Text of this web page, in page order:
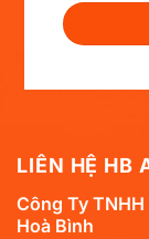
LIÊN HỆ HB
Công Ty
Hoà Bình